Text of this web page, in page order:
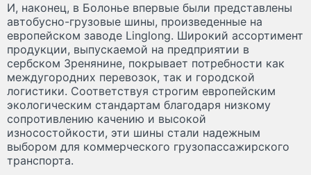
И, наконец, в Болонье впервые были представлены
автобусно-грузовые шины, произведенные на
европейском заводе Linglong. Широкий ассортимент
продукции, выпускаемой на предприятии в
сербском Зренянине, покрывает потребности как
междугородних перевозок, так и городской
логистики. Соответствуя строгим европейским
экологическим стандартам благодаря низкому
сопротивлению качению и высокой
износостойкости, эти шины стали надежным
выбором для коммерческого грузопассажирского
транспорта.